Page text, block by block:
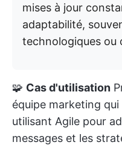
mises à jour
adaptabilité,
technologiques ou
🧩 Cas d'utilisation
équipe marketing
utilisant Agile pour
messages et les